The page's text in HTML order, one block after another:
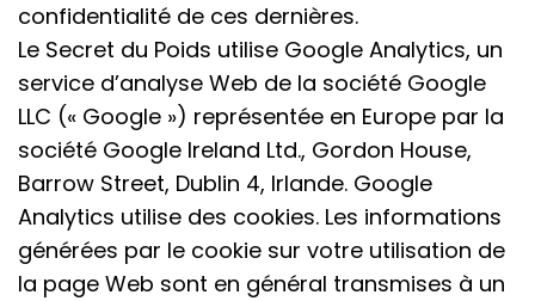
confidentialité de ces dernières.
Le Secret du Poids utilise Google Analytics, un
service d’analyse Web de la société Google
LLC (« Google ») représentée en Europe par la
société Google Ireland Ltd., Gordon House,
Barrow Street, Dublin 4, Irlande. Google
Analytics utilise des cookies. Les informations
générées par le cookie sur votre utilisation de
la page Web sont en général transmises à un